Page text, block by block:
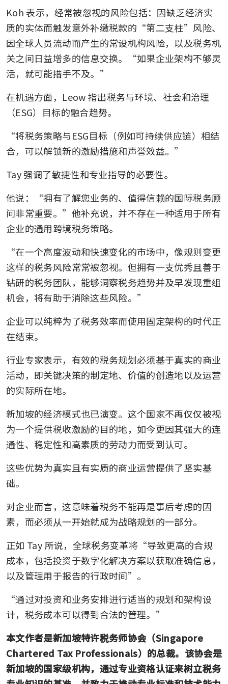
Koh 表示，经常被忽视的风险包括：因缺乏经济实
质的实体而触发意外补缴税款的“第二支柱”风险、
因全球人员流动而产生的常设机构风险，以及税务机
关之间日益增多的信息交换。“如果企业架构不够灵
活，就可能措手不及。”
在机遇方面，Leow 指出税务与环境、社会和治理
（ESG）目标的融合趋势。
“将税务策略与ESG目标（例如可持续供应链）相结
合，可以解锁新的激励措施和声誉效益。”
Tay 强调了敏捷性和专业指导的必要性。
他说：“拥有了解您业务的、值得信赖的国际税务顾
问非常重要。”他补充说，并不存在一种适用于所有
企业的通用跨境税务策略。
“在一个高度波动和快速变化的市场中，像规则变更
这样的税务风险常常被忽视。但拥有一支优秀且善于
钻研的税务团队，能够洞察税务趋势并及早发现重组
机会，将有助于消除这些风险。”
企业可以纯粹为了税务效率而使用固定架构的时代正
在结束。
行业专家表示，有效的税务规划必须基于真实的商业
活动，即关键决策的制定地、价值的创造地以及运营
的实际所在地。
新加坡的经济模式也已演变。这个国家不再仅仅被视
为一个提供税收激励的目的地，如今更因其强大的连
通性、稳定性和高素质的劳动力而受到认可。
这些优势为真实且有实质的商业运营提供了坚实基
础。
对企业而言，这意味着税务不能再是事后考虑的因
素，而必须从一开始就成为战略规划的一部分。
正如 Tay 所说，全球税务变革将“导致更高的合规
成本，包括投资于数字化解决方案以获取准确信息，
以及管理用于报告的行政时间”。
“通过对投资和业务安排进行适当的规划和架构设
计，税务成本可以得到合法的管理。”
本文作者是新加坡特许税务师协会（Singapore
Chartered Tax Professionals）的总裁。该协会是
新加坡的国家级机构，通过专业资格认证来树立税务